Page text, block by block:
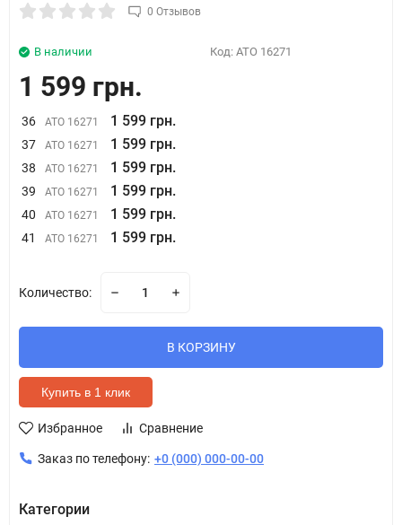
0 Отзывов
В наличии Код: АТО 16271
1 599 грн.
36 АТО 16271 1 599 грн.
37 АТО 16271 1 599 грн.
38 АТО 16271 1 599 грн.
39 АТО 16271 1 599 грн.
40 АТО 16271 1 599 грн.
41 АТО 16271 1 599 грн.
Количество:
В КОРЗИНУ
Купить в 1 клик
Избранное Сравнение
Заказ по телефону: +0 (000) 000-00-00
Категории